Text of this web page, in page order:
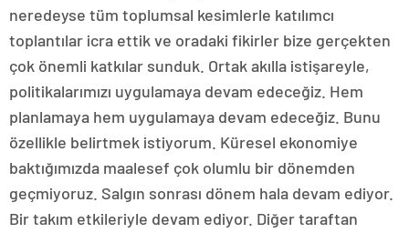
neredeyse tüm toplumsal kesimlerle katılımcı
toplantılar icra ettik ve oradaki fikirler bize gerçekten
çok önemli katkılar sunduk. Ortak akılla istişareyle,
politikalarımızı uygulamaya devam edeceğiz. Hem
planlamaya hem uygulamaya devam edeceğiz. Bunu
özellikle belirtmek istiyorum. Küresel ekonomiye
baktığımızda maalesef çok olumlu bir dönemden
geçmiyoruz. Salgın sonrası dönem hala devam ediyor.
Bir takım etkileriyle devam ediyor. Diğer taraftan